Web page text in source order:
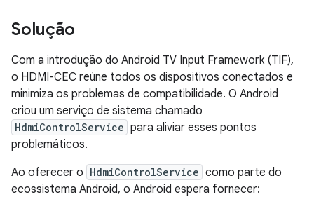
Solução
Com a introdução do Android TV Input Framework (TIF),
o HDMI-CEC reúne todos os dispositivos conectados e
minimiza os problemas de compatibilidade. O Android
criou um serviço de sistema chamado
HdmiControlService para aliviar esses pontos
problemáticos.
Ao oferecer o HdmiControlService como parte do
ecossistema Android, o Android espera fornecer: